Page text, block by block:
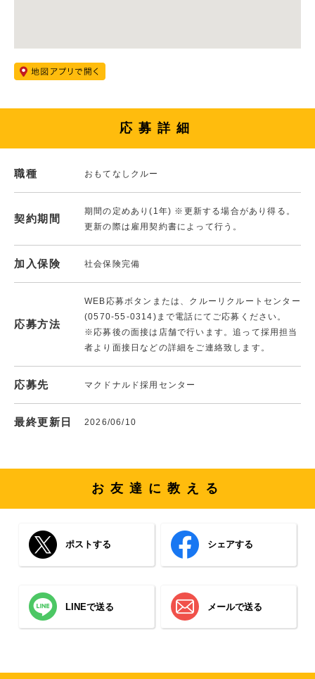
応募詳細
職種 おもてなしクルー
契約期間
期間の定めあり(1年) ※更新する場合があり得る。
更新の際は雇用契約書によって行う。
加入保険 社会保険完備
応募方法
WEB応募ボタンまたは、クルーリクルートセンター
(0570-55-0314)まで電話にてご応募ください。
※応募後の面接は店舗で行います。追って採用担当
者より面接日などの詳細をご連絡致します。
応募先 マクドナルド採用センター
最終更新日 2026/06/10
お友達に教える
ポストする シェアする
LINEで送る メールで送る